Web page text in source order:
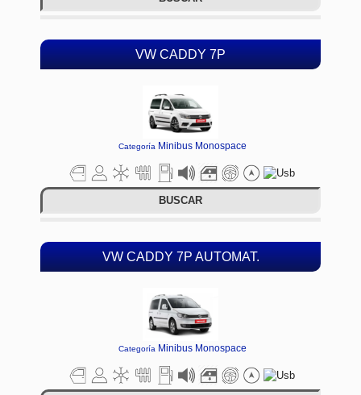
VW CADDY 7P
Categoría Minibus Monospace
BUSCAR
VW CADDY 7P AUTOMAT.
Categoría Minibus Monospace